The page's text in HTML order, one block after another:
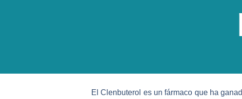
El Clenbuterol es un fármaco que ha